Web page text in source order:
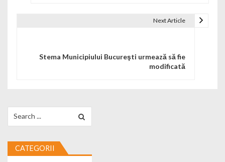
Next Article
Stema Municipiului Bucureşti urmează să fie
modificată
CATEGORII